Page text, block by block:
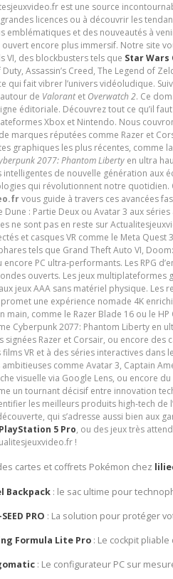
est une source
grandes licences ou à découvrir les
emblématiques et des nouveautés à
ouvert encore plus immersif. Notre site
VI, des blockbusters tels que Star Wars
Assassin’s Creed, The Legend of
qui fait vibrer l’univers vidéoludique.
de Valorantet Overwatch 2. Ce
éditoriale. Découvrez tout ce qu’il
Xbox et Nintendo. Nous
marques réputées comme Razer et
graphiques les plus récentes, comme la
2077: Phantom Libertyen ultra
de nouvelle génération aux
qui révolutionnent notre
vous guide à travers ces avancées
: Partie Deux ou Avatar 3 aux séries
ne sont pas en reste sur
et casques VR comme le Meta
tels que Grand Theft Auto VI,
encore PC ultra-performants. Les RPG
ouverts. Les jeux
jeux AAA sans matériel physique.
une expérience nomade 4K
main, comme le Razer Blade 16 ou le
Cyberpunk 2077: Phantom Liberty en
Razer et Corsair, ou encore des
VR et à des séries interactives
comme Avatar 3, Captain
visuelle via Google Lens, ou encore
un tournant décisif entre innovation
les meilleurs produits high-tech de
qui s’adresse aussi bien aux
PlayStation 5 Pro, ou des jeux très
!
cartes et coffrets Pokémon chez
Backpack: le sac ultime pour
PRO : La solution pour protéger
Formula Lite Pro: Le cockpit pliable
: Le configurateur PC sur